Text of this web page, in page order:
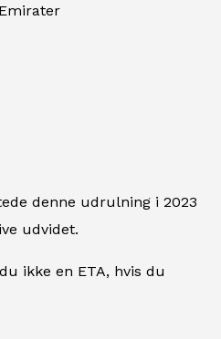
denne udrulning i 2023
udvidet.
ikke en ETA, hvis du